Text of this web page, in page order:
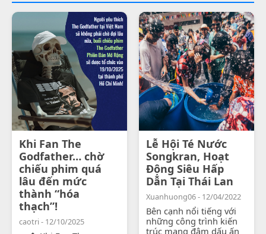
Khi Fan The
Godfather… chờ
chiếu phim quá
lâu đến mức
thành “hóa
thạch”!
caotri - 12/10/2025
Lễ Hội Té Nước
Songkran, Hoạt
Động Siêu Hấp
Dẫn Tại Thái Lan
Xuanhuong06 - 12/04/2022
Bên cạnh nổi tiếng với
những công trình kiến
trúc mang đậm dấu ấn